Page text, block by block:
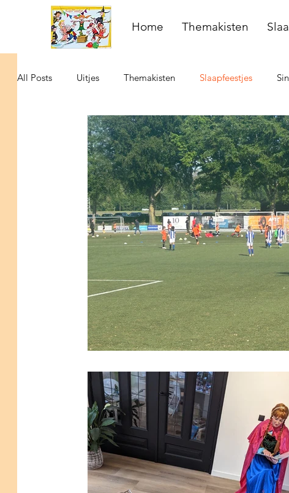
Home Themakisten
All Posts Uitjes Themakisten Slaapfeestjes
Activiteiten met kinderen Escape Challenge